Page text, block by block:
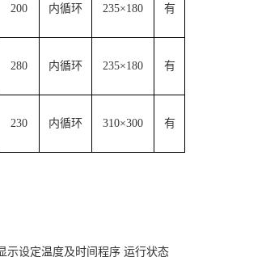
200 内循环 235×180 有
280 内循环 235×180 有
230 内循环 310×300 有
示设定温度及时间程序 运行状态